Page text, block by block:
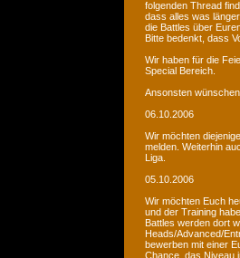
folgenden Thread
dass alles was
die Battles über
Bitte bedenkt, dass
Wir haben für die
Special Bereich.
Ansonsten
06.10.2006
Wir möchten
melden. Weiterhin
Liga.
05.10.2006
Wir möchten Euch
und der Training
Battles werden dort
Heads/Advanced/
bewerben mit einer
Chance, das Niveau